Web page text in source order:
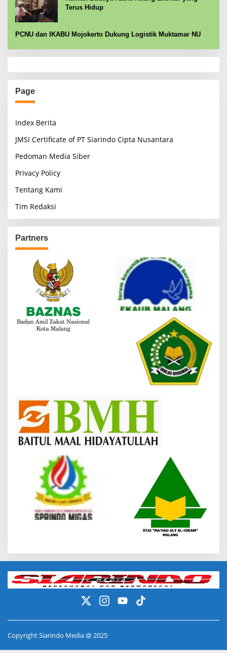
Terus Hidup
PCNU dan IKABU Mojokerto Dukung Logistik Muktamar NU
Page
Index Berita
JMSI Certificate of PT Siarindo Cipta Nusantara
Pedoman Media Siber
Privacy Policy
Tentang Kami
Tim Redaksi
Partners
Copyright Siarindo Media @ 2025